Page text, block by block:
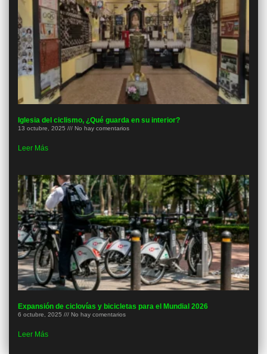
Iglesia del ciclismo, ¿Qué guarda en su interior?
13 octubre, 2025 No hay comentarios
Leer Más
Expansión de ciclovías y bicicletas para el Mundial 2026
6 octubre, 2025 No hay comentarios
Leer Más